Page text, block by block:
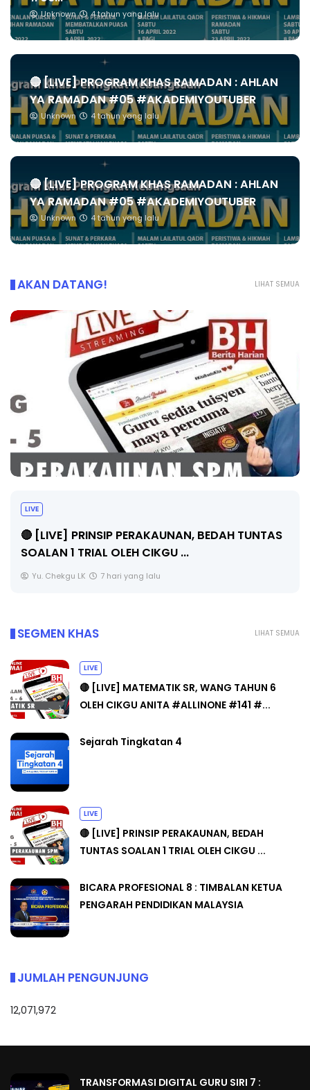
Unknown 4 tahun yang lalu
🔴 [LIVE] PROGRAM KHAS RAMADAN : AHLAN
YA RAMADAN #05 #AKADEMIYOUTUBER
Unknown 4 tahun yang lalu
🔴 [LIVE] PROGRAM KHAS RAMADAN : AHLAN
YA RAMADAN #05 #AKADEMIYOUTUBER
Unknown 4 tahun yang lalu
LIHAT SEMUA
AKAN DATANG!
BICARA PROFESIONAL 8 : TIMBALAN KETUA
PENGARAH PENDIDIKAN MALAYSIA
Unknown 9 hari yang lalu
LIHAT SEMUA
SEGMEN KHAS
LIVE
🔴 [LIVE] MATEMATIK SR, WANG TAHUN 6
OLEH CIKGU ANITA #ALLINONE #141 #...
Sejarah Tingkatan 4
LIVE
🔴 [LIVE] PRINSIP PERAKAUNAN, BEDAH
TUNTAS SOALAN 1 TRIAL OLEH CIKGU ...
BICARA PROFESIONAL 8 : TIMBALAN KETUA
PENGARAH PENDIDIKAN MALAYSIA
JUMLAH PENGUNJUNG
12,071,972
TRANSFORMASI DIGITAL GURU SIRI 7 :